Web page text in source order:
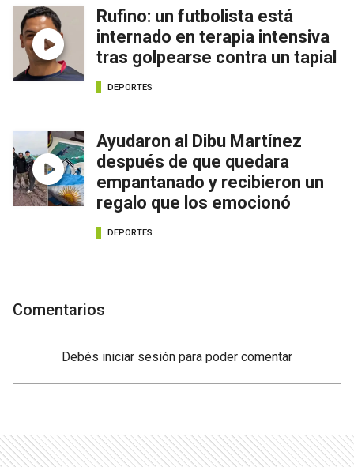
Rufino: un futbolista está
internado en terapia intensiva
tras golpearse contra un tapial
DEPORTES
Ayudaron al Dibu Martínez
después de que quedara
empantanado y recibieron un
regalo que los emocionó
DEPORTES
Comentarios
Debés iniciar sesión para poder comentar